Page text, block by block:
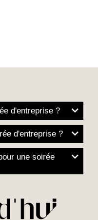
d'entreprise ?
d'entreprise ?
une soirée